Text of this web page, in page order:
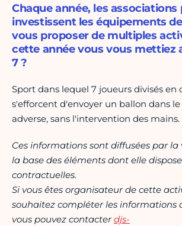
Chaque année, les associations
investissent les équipements
vous proposer de multiples
cette année vous vous mettiez
7 ?
Sport dans lequel 7 joueurs divisés en
s'efforcent d'envoyer un ballon dans
adverse, sans l'intervention des mains.
Ces informations sont diffusées par la
la base des éléments dont elle
contractuelles.
Si vous êtes organisateur de cette
souhaitez compléter les informations
vous pouvez contacterdjs-